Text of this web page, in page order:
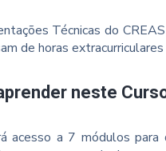
Técnicas do
de horas
neste
acesso a 7 módulos